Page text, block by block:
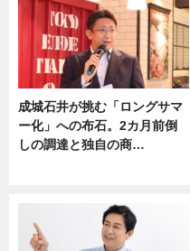
成城石井が挑む「ロングサマ
ー化」への布石。2カ月前倒
しの調達と独自の商…